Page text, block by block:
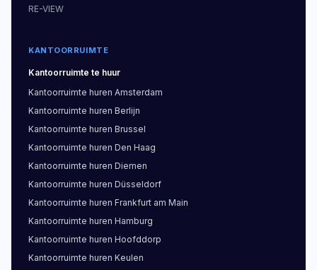
RE-VIEW
KANTOORRUIMTE
Kantoorruimte te huur
Kantoorruimte huren Amsterdam
Kantoorruimte huren Berlijn
Kantoorruimte huren Brussel
Kantoorruimte huren Den Haag
Kantoorruimte huren Diemen
Kantoorruimte huren Düsseldorf
Kantoorruimte huren Frankfurt am Main
Kantoorruimte huren Hamburg
Kantoorruimte huren Hoofddorp
Kantoorruimte huren Keulen